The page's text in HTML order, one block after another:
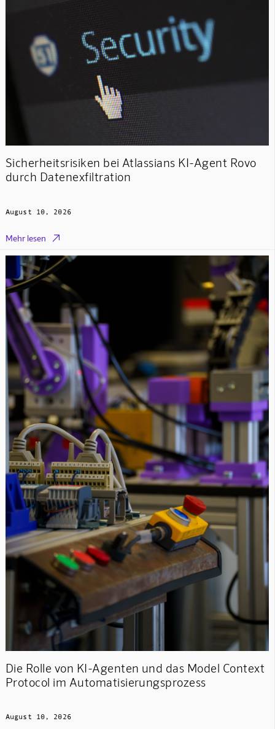
Sicherheitsrisiken bei Atlassians KI-Agent Rovo
durch Datenexfiltration
August 10, 2026
Mehr lesen 
Die Rolle von KI-Agenten und das Model Context
Protocol im Automatisierungsprozess
August 10, 2026